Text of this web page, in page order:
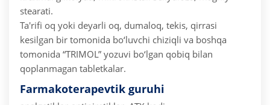
stearati.
Ta'rifi oq yoki deyarli oq, dumaloq, tekis, qirrasi
kesilgan bir tomonida bo‘luvchi chiziqli va boshqa
tomonida “TRIMOL” yozuvi bo‘lgan qobiq bilan
qoplanmagan tabletkalar.
Farmakoterapevtik guruhi